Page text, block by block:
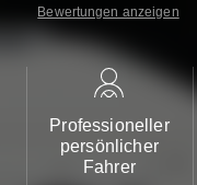
Bewertungen anzeigen
Professioneller
persönlicher
Fahrer